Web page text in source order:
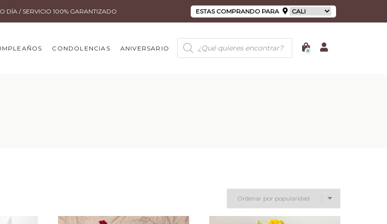
DÍA / SERVICIO 100% GARANTIZADO ESTAS COMPRANDO PARA
CONDOLENCIAS ANIVERSARIO
Búsqueda
de
productos
0